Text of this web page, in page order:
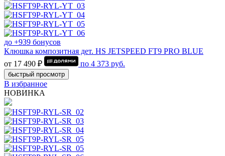
до +939 бонусов
Клюшка композитная дет. HS JETSPEED FT9 PRO BLUE
от 17 490 ₽
по 4 373 руб.
быстрый просмотр
В избранное
НОВИНКА